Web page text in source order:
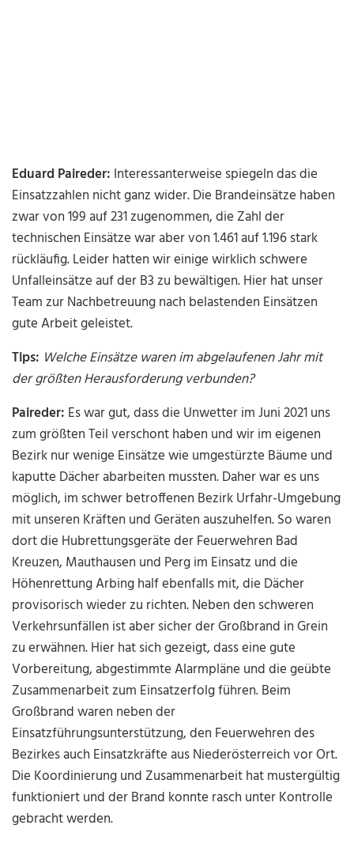
Eduard Paireder: Interessanterweise spiegeln das die
Einsatzzahlen nicht ganz wider. Die Brandeinsätze haben
zwar von 199 auf 231 zugenommen, die Zahl der
technischen Einsätze war aber von 1.461 auf 1.196 stark
rückläufig. Leider hatten wir einige wirklich schwere
Unfalleinsätze auf der B3 zu bewältigen. Hier hat unser
Team zur Nachbetreuung nach belastenden Einsätzen
gute Arbeit geleistet.
Tips: Welche Einsätze waren im abgelaufenen Jahr mit
der größten Herausforderung verbunden?
Paireder: Es war gut, dass die Unwetter im Juni 2021 uns
zum größten Teil verschont haben und wir im eigenen
Bezirk nur wenige Einsätze wie umgestürzte Bäume und
kaputte Dächer abarbeiten mussten. Daher war es uns
möglich, im schwer betroffenen Bezirk Urfahr-Umgebung
mit unseren Kräften und Geräten auszuhelfen. So waren
dort die Hubrettungsgeräte der Feuerwehren Bad
Kreuzen, Mauthausen und Perg im Einsatz und die
Höhenrettung Arbing half ebenfalls mit, die Dächer
provisorisch wieder zu richten. Neben den schweren
Verkehrsunfällen ist aber sicher der Großbrand in Grein
zu erwähnen. Hier hat sich gezeigt, dass eine gute
Vorbereitung, abgestimmte Alarmpläne und die geübte
Zusammenarbeit zum Einsatzerfolg führen. Beim
Großbrand waren neben der
Einsatzführungsunterstützung, den Feuerwehren des
Bezirkes auch Einsatzkräfte aus Niederösterreich vor Ort.
Die Koordinierung und Zusammenarbeit hat mustergültig
funktioniert und der Brand konnte rasch unter Kontrolle
gebracht werden.